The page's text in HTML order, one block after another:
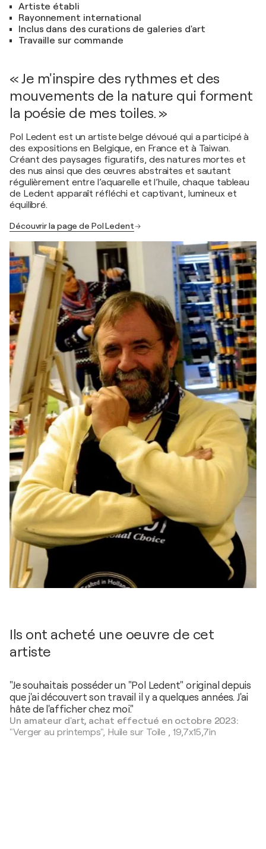
Artiste établi
Rayonnement international
Inclus dans des curations de galeries d'art
Travaille sur commande
« Je m'inspire des rythmes et des
mouvements de la nature qui forment
la poésie de mes toiles. »
Pol Ledent est un artiste belge dévoué qui a participé à
des expositions en Belgique, en France et à Taiwan.
Créant des paysages figuratifs, des natures mortes et
des nus ainsi que des œuvres abstraites et sautant
régulièrement entre l’aquarelle et l’huile, chaque tableau
de Ledent apparaît réfléchi et captivant, lumineux et
équilibré.
Découvrir la page de Pol Ledent
Ils ont acheté une oeuvre de cet
artiste
"Je souhaitais posséder un "Pol Ledent" original depuis
que j'ai découvert son travail il y a quelques années. J'ai
hâte de l'afficher chez moi."
Un amateur d'art, achat effectué en octobre 2023:
"Verger au printemps", Huile sur Toile , 19,7x15,7in